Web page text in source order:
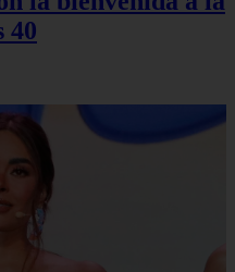
40